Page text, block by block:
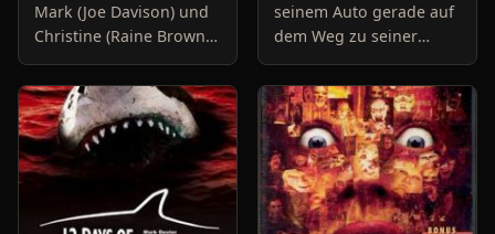
Mark (Joe Davison) und
Christine (Raine Brown)
haben keine Lust mehr
auf belanglose
Boulevard-Meldungen
und befassen sich
neuerdings mit Se
seinem Auto gerade auf
dem Weg zu seiner
Freundin, um diese
abzuholen. Die Uhr im
Auto springt auf 11:14h,
genau in dem Moment
fäll